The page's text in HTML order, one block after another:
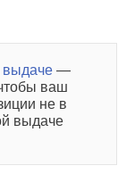
—
ваш
не в
выдаче